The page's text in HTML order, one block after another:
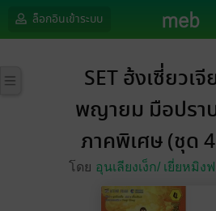
ล็อกอินเข้าระบบ
SET ฮ้งเซี่ยวเ
พญายม มือปร
ภาคพิเศษ (ชุด
โดย อุนเลียงเง็ก/ เยี่ยหมิง